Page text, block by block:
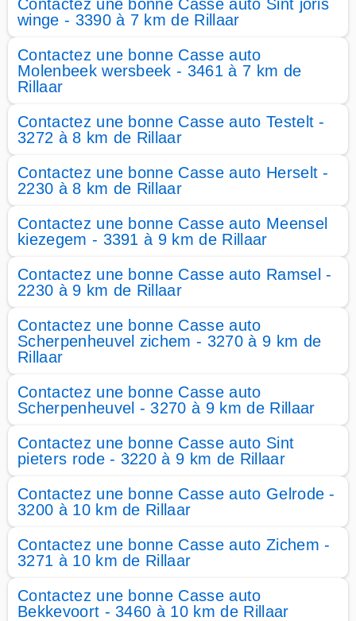
Contactez une bonne Casse auto Sint joris
winge - 3390 à 7 km de Rillaar
Contactez une bonne Casse auto
Molenbeek wersbeek - 3461 à 7 km de
Rillaar
Contactez une bonne Casse auto Testelt -
3272 à 8 km de Rillaar
Contactez une bonne Casse auto Herselt -
2230 à 8 km de Rillaar
Contactez une bonne Casse auto Meensel
kiezegem - 3391 à 9 km de Rillaar
Contactez une bonne Casse auto Ramsel -
2230 à 9 km de Rillaar
Contactez une bonne Casse auto
Scherpenheuvel zichem - 3270 à 9 km de
Rillaar
Contactez une bonne Casse auto
Scherpenheuvel - 3270 à 9 km de Rillaar
Contactez une bonne Casse auto Sint
pieters rode - 3220 à 9 km de Rillaar
Contactez une bonne Casse auto Gelrode -
3200 à 10 km de Rillaar
Contactez une bonne Casse auto Zichem -
3271 à 10 km de Rillaar
Contactez une bonne Casse auto
Bekkevoort - 3460 à 10 km de Rillaar